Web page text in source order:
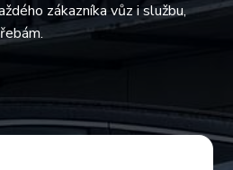
zákazníka vůz i službu,